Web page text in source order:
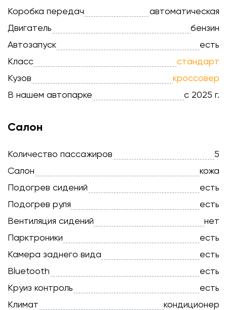
Коробка передач
автоматическая
Двигатель
бензин
Автозапуск
есть
Класс
стандарт
Кузов
кроссовер
В нашем автопарке
с 2025 г.
Салон
Количество пассажиров
5
Салон
кожа
Подогрев сидений
есть
Подогрев руля
есть
Вентиляция сидений
нет
Парктроники
есть
Камера заднего вида
есть
Bluetooth
есть
Круиз контроль
есть
Климат
кондиционер